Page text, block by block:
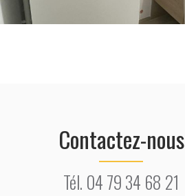
Contactez-nous
Tél. 04 79 34 68 21